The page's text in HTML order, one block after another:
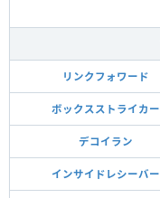
リンクフォワード
ボックスストライカー
デコイラン
インサイドレシーバー